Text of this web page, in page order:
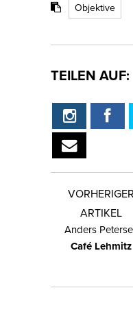
Objektive
TEILEN AUF:
VORHERIGER
ARTIKEL
Anders
Café Lehmitz